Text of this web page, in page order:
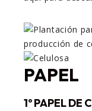
PAPEL
1º PAPEL DE